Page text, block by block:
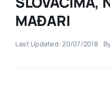
Akti SSAB
MAĐARI
Last Updated: 20/07/2018